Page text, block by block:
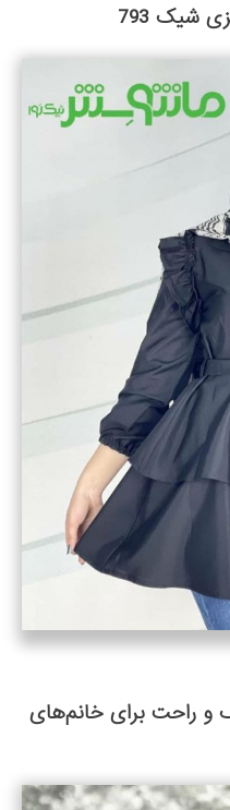
شیک 793
و راحت برای خانم‌های